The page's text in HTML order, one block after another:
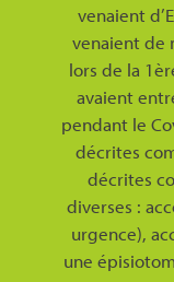
venaient
venaient de
lors de la
avaient
pendant le
décrites
décrites
diverses :
urgence),
une